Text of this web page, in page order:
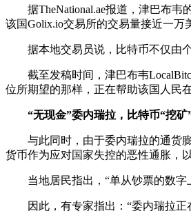
据TheNational.ae报道，津巴布韦
该国Golix.io交易所的交易量接近一万
据本地交易员说，比特币不仅由个
截至发稿时间，津巴布韦
位所期望的那样，正在帮助该国人民
“无现金”委内瑞拉，比特币“挖矿
与此同时，由于委内瑞拉的通货膨
货币作为应对国家失控的恶性通胀，
当地居民指出，“单从钞票的数字上
因此，有专家指出：“委内瑞拉正